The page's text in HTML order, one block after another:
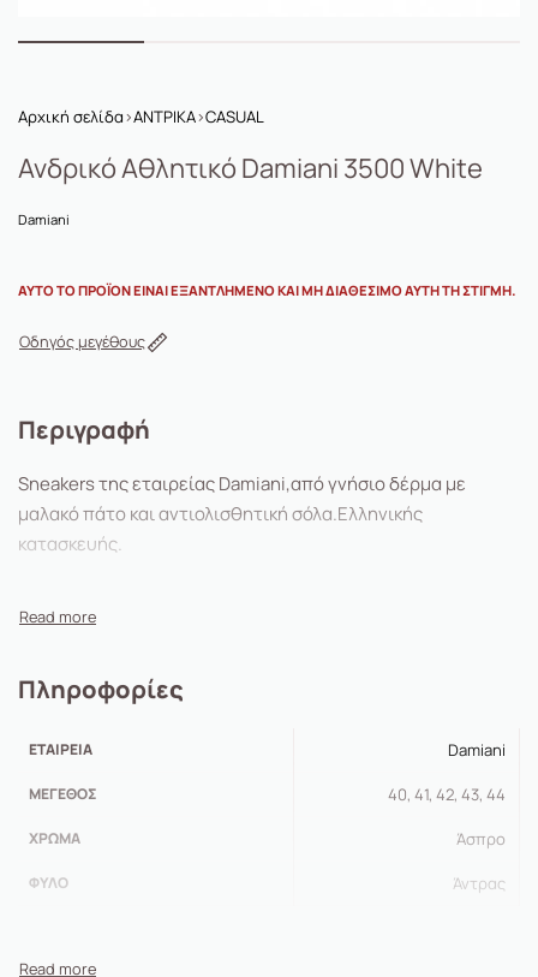
Αρχική σελίδα›ΑΝΤΡΙΚΑ›CASUAL
Ανδρικό Αθλητικό Damiani 3500 White
Damiani
ΑΥΤΌ ΤΟ ΠΡΟΪΌΝ ΕΊΝΑΙ ΕΞΑΝΤΛΗΜΈΝΟ ΚΑΙ ΜΗ ΔΙΑΘΈΣΙΜΟ ΑΥΤΉ ΤΗ ΣΤΙΓΜΉ.
Οδηγός μεγέθους
Περιγραφή
Sneakers της εταιρείας Damiani,από γνήσιο δέρμα με
μαλακό πάτο και αντιολισθητική σόλα.Ελληνικής
κατασκευής.
Πληροφορίες
ΕΤΑΙΡΕΊΑ Damiani
ΜΈΓΕΘΟΣ 40, 41, 42, 43, 44
ΧΡΏΜΑ Άσπρο
ΦΎΛΟ Άντρας